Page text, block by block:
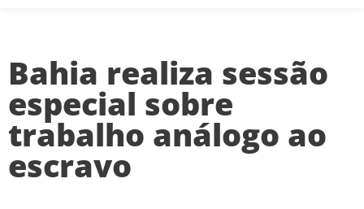
Bahia realiza sessão
especial sobre
trabalho análogo ao
escravo